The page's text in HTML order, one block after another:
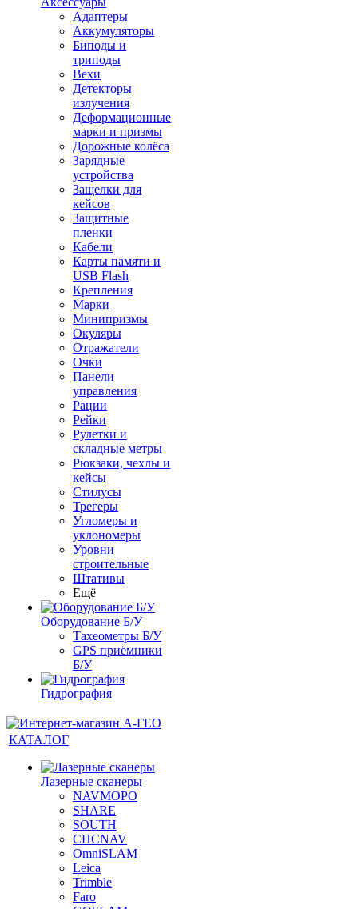
Адаптеры
Аккумуляторы
Биподы и
триподы
Вехи
Детекторы
излучения
Деформационные
марки и призмы
Дорожные колёса
Зарядные
устройства
Защелки для
кейсов
Защитные
пленки
Кабели
Карты памяти и
USB Flash
Крепления
Марки
Минипризмы
Окуляры
Отражатели
Очки
Панели
управления
Рации
Рейки
Рулетки и
складные метры
Рюкзаки, чехлы и
кейсы
Стилусы
Трегеры
Угломеры и
уклономеры
Уровни
строительные
Штативы
Ещё
Оборудование Б/У
Тахеометры Б/У
GPS приёмники
Б/У
Гидрография
КАТАЛОГ
Лазерные сканеры
NAVMOPO
SHARE
SOUTH
CHCNAV
OmniSLAM
Leica
Trimble
Faro